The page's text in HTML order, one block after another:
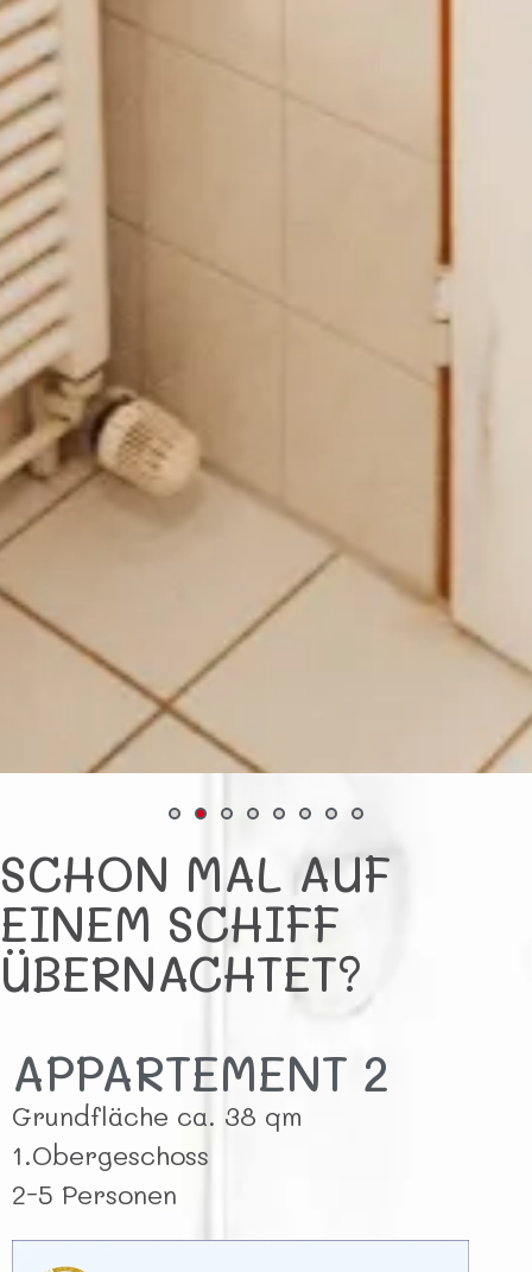
SCHON MAL AUF
EINEM SCHIFF
ÜBERNACHTET?
APPARTEMENT 2
Grundfläche ca. 38 qm
1.Obergeschoss
2-5 Personen